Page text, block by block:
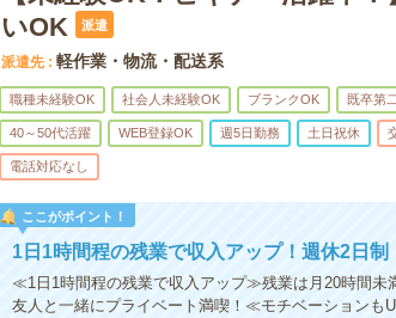
いOK
派遣
派遣先 軽作業・物流・配送系
職種未経験OK 社会人未経験OK ブランクOK 既卒第
40～50代活躍 WEB登録OK 週5日勤務 土日祝休
電話対応なし
ここがポイント！
1日1時間程の残業で収入アップ！週休2日制
≪1日1時間程の残業で収入アップ≫残業は月20時間
友人と一緒にプライベート満喫！≪モチベーション